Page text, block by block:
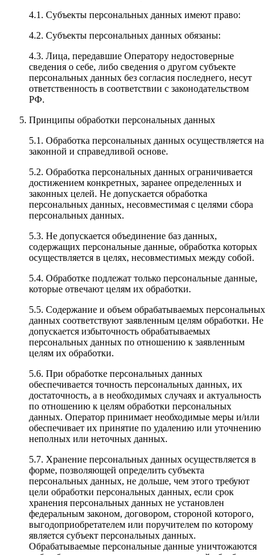
4.1. Субъекты персональных данных имеют право:
4.2. Субъекты персональных данных обязаны:
4.3. Лица, передавшие Оператору недостоверные
сведения о себе, либо сведения о другом субъекте
персональных данных без согласия последнего, несут
ответственность в соответствии с законодательством
РФ.
Принципы обработки персональных данных
5.1. Обработка персональных данных осуществляется на
законной и справедливой основе.
5.2. Обработка персональных данных ограничивается
достижением конкретных, заранее определенных и
законных целей. Не допускается обработка
персональных данных, несовместимая с целями сбора
персональных данных.
5.3. Не допускается объединение баз данных,
содержащих персональные данные, обработка которых
осуществляется в целях, несовместимых между собой.
5.4. Обработке подлежат только персональные данные,
которые отвечают целям их обработки.
5.5. Содержание и объем обрабатываемых персональных
данных соответствуют заявленным целям обработки. Не
допускается избыточность обрабатываемых
персональных данных по отношению к заявленным
целям их обработки.
5.6. При обработке персональных данных
обеспечивается точность персональных данных, их
достаточность, а в необходимых случаях и актуальность
по отношению к целям обработки персональных
данных. Оператор принимает необходимые меры и/или
обеспечивает их принятие по удалению или уточнению
неполных или неточных данных.
5.7. Хранение персональных данных осуществляется в
форме, позволяющей определить субъекта
персональных данных, не дольше, чем этого требуют
цели обработки персональных данных, если срок
хранения персональных данных не установлен
федеральным законом, договором, стороной которого,
выгодоприобретателем или поручителем по которому
является субъект персональных данных.
Обрабатываемые персональные данные уничтожаются